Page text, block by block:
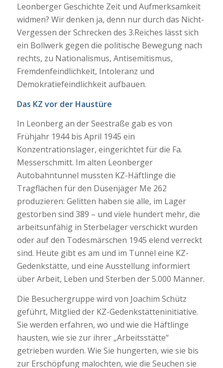
Leonberger Geschichte Zeit und Aufmerksamkeit
widmen? Wir denken ja, denn nur durch das Nicht-
Vergessen der Schrecken des 3.Reiches lässt sich
ein Bollwerk gegen die politische Bewegung nach
rechts, zu Nationalismus, Antisemitismus,
Fremdenfeindlichkeit, Intoleranz und
Demokratiefeindlichkeit aufbauen.
Das KZ vor der Haustüre
In Leonberg an der Seestraße gab es von
Frühjahr 1944 bis April 1945 ein
Konzentrationslager, eingerichtet für die Fa.
Messerschmitt. Im alten Leonberger
Autobahntunnel mussten KZ-Häftlinge die
Tragflächen für den Düsenjäger Me 262
produzieren: Gelitten haben sie alle, im Lager
gestorben sind 389 – und viele hundert mehr, die
arbeitsunfähig in Sterbelager verschickt wurden
oder auf den Todesmärschen 1945 elend verreckt
sind. Heute gibt es am und im Tunnel eine KZ-
Gedenkstätte, und eine Ausstellung informiert
über Arbeit, Leben und Sterben der 5.000 Männer.
Die Besuchergruppe wird von Joachim Schütz
geführt, Mitglied der KZ-Gedenkstätteninitiative.
Sie werden erfahren, wo und wie die Häftlinge
hausten, wie sie zur ihrer „Arbeitsstätte“
getrieben wurden. Wie Sie hungerten, wie sie bis
zur Erschöpfung malochten, wie die Seuchen sie